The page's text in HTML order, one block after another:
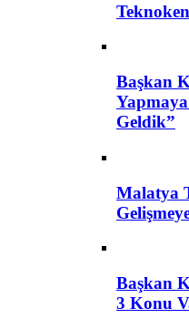
Başkan
Geldik”
Malatya
Başkan
3 Konu